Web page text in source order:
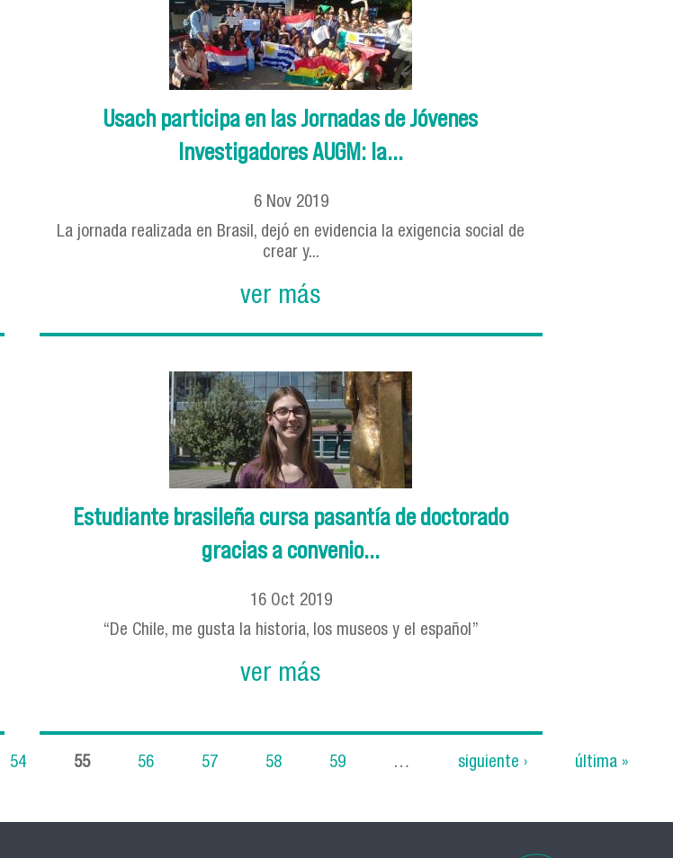
Usach participa en las Jornadas de Jóvenes
Investigadores AUGM: la...
6 Nov 2019
La jornada realizada en Brasil, dejó en evidencia la exigencia social de
crear y...
ver más
Estudiante brasileña cursa pasantía de doctorado
gracias a convenio...
16 Oct 2019
“De Chile, me gusta la historia, los museos y el español”
ver más
54 55 56 57 58 59 … siguiente › última »